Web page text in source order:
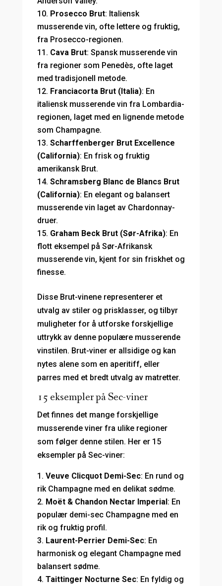
Prosecco Brut: Italiensk
musserende vin, ofte lettere og fruktig,
fra Prosecco-regionen.
Cava Brut: Spansk musserende vin
fra regioner som Penedès, ofte laget
med tradisjonell metode.
Franciacorta Brut (Italia): En
italiensk musserende vin fra Lombardia-
regionen, laget med en lignende metode
som Champagne.
Scharffenberger Brut Excellence
(California): En frisk og fruktig
amerikansk Brut.
Schramsberg Blanc de Blancs Brut
(California): En elegant og balansert
musserende vin laget av Chardonnay-
druer.
Graham Beck Brut (Sør-Afrika): En
flott eksempel på Sør-Afrikansk
musserende vin, kjent for sin friskhet og
finesse.
Disse Brut-vinene representerer et
utvalg av stiler og prisklasser, og tilbyr
muligheter for å utforske forskjellige
uttrykk av denne populære musserende
vinstilen. Brut-viner er allsidige og kan
nytes alene som en aperitiff, eller
parres med et bredt utvalg av matretter.
15 eksempler på Sec-viner
Det finnes det mange forskjellige
musserende viner fra ulike regioner
som følger denne stilen. Her er 15
eksempler på Sec-viner:
Veuve Clicquot Demi-Sec: En rund og
rik Champagne med en delikat sødme.
Moët & Chandon Nectar Imperial: En
populær demi-sec Champagne med en
rik og fruktig profil.
Laurent-Perrier Demi-Sec: En
harmonisk og elegant Champagne med
balansert sødme.
Taittinger Nocturne Sec: En fyldig og